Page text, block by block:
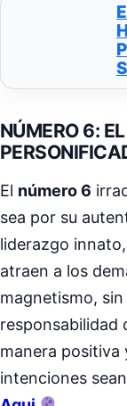
NÚMERO 6:
El número 6
sea por su
liderazgo
atraen a los
magnetismo,
responsabilidad
manera positiva
intenciones